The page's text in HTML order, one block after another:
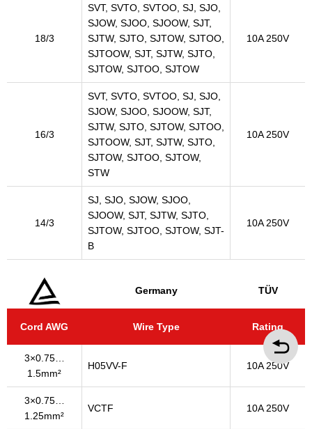
18/3
SVT, SVTO, SVTOO, SJ, SJO,
SJOW, SJOO, SJOOW, SJT,
SJTW, SJTO, SJTOW, SJTOO,
SJTOOW, SJT, SJTW, SJTO,
SJTOW, SJTOO, SJTOW
10A 250V
16/3
SVT, SVTO, SVTOO, SJ, SJO,
SJOW, SJOO, SJOOW, SJT,
SJTW, SJTO, SJTOW, SJTOO,
SJTOOW, SJT, SJTW, SJTO,
SJTOW, SJTOO, SJTOW,
STW
10A 250V
14/3
SJ, SJO, SJOW, SJOO,
SJOOW, SJT, SJTW, SJTO,
SJTOW, SJTOO, SJTOW, SJT-
B
10A 250V
Germany TÜV
Cord AWG Wire Type Rating
3×0.75…
1.5mm²
H05VV-F 10A 250V
3×0.75…
1.25mm²
VCTF 10A 250V